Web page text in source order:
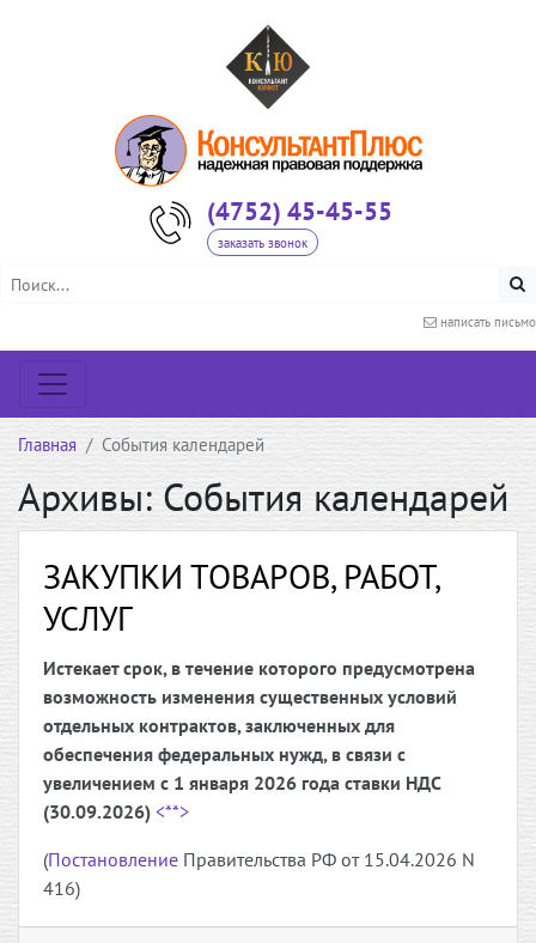
(4752) 45-45-55
заказать звонок
написать письмо
Главная События календарей
Архивы:События календарей
ЗАКУПКИ ТОВАРОВ, РАБОТ,
УСЛУГ
Истекает срок, в течение которого предусмотрена
возможность изменения существенных условий
отдельных контрактов, заключенных для
обеспечения федеральных нужд, в связи с
увеличением с 1 января 2026 года ставки НДС
(30.09.2026) <**>
(Постановление Правительства РФ от 15.04.2026 N
416)